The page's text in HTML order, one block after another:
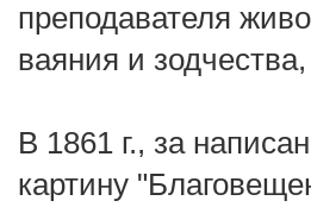
преподавателя
ваяния и
В 1861 г., за
картину